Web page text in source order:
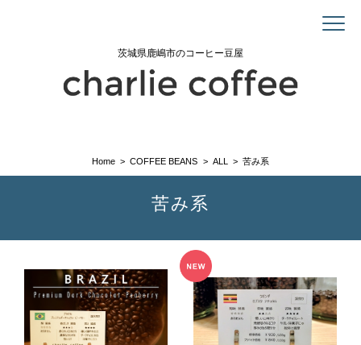
茨城県鹿嶋市のコーヒー豆屋
Home COFFEE BEANS ALL 苦み系
苦み系